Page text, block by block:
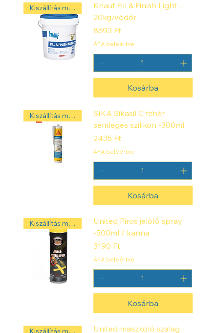
Kiszállítás másnap! ‼️
Knauf Fill & Finish Light -
20kg/vödör
Ár
8693 Ft
ÁFA beleértve
Kosárba
Kiszállítás másnap! ‼️
SIKA Sikasil C fehér
semleges szilikon -300ml
Ár
2435 Ft
ÁFA beleértve
Kosárba
Kiszállítás másnap! ‼️
United Piros jelölő spray
-500ml / kanna
Ár
3190 Ft
ÁFA beleértve
Kosárba
Kiszállítás másnap! ‼️
United maszkoló szalag